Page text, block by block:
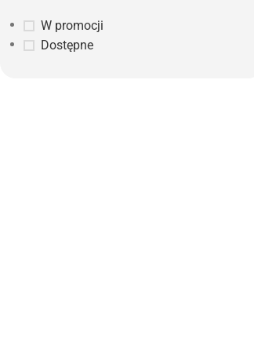
W promocji
Dostępne